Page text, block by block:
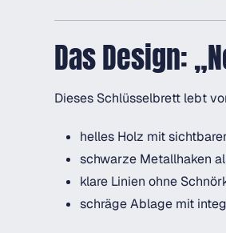
Das Design:
Dieses Schlüsselbrett lebt
helles Holz mit
schwarze Metallhaken
klare Linien ohne
schräge Ablage mit